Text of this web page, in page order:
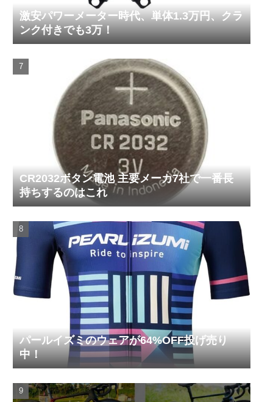
激安パワーメーター時代、単体1.3万円、クラ
ンク付きでも3万！
CR2032ボタン電池 主要メーカ7社で一番長
持ちするのはこれ
パールイズミのウェアが64%OFF投げ売り
中！